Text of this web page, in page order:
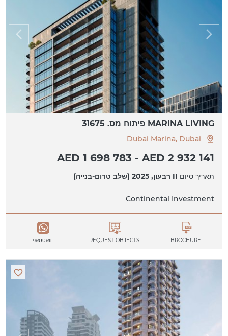
MARINA LIVING פיתוח מס. 31675
Dubai Marina, Dubai
AED 1 698 783 - AED 2 932 141
תאריך סיום II רבעון, 2025 (שלב טרום-בנייה)
Continental Investment
BROCHURE
REQUEST OBJECTS וואטסאפ